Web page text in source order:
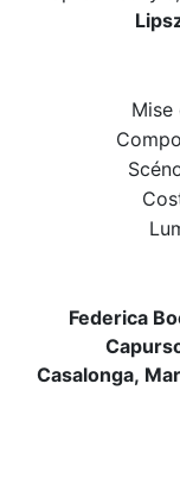
Mise
Federica
Casalonga,